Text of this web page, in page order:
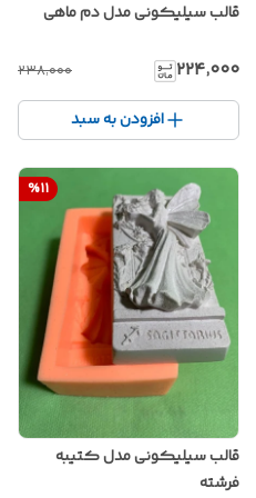
قالب سیلیکونی مدل دم ماهی
۲۲۴٬۰۰۰ ۲۳۸٬۰۰۰
افزودن به سبد
%11
قالب سیلیکونی مدل کتیبه
فرشته